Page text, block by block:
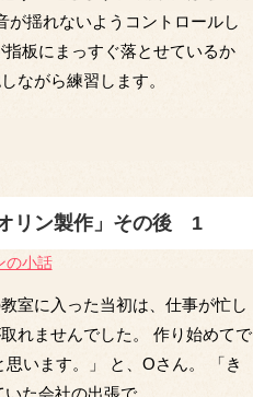
揺れないようコントロールし
板にまっすぐ落とせているか
ながら練習します。
リン製作」その後 1
の小話
室に入った当初は、仕事が忙し
れませんでした。 作り始めてで
います。」 と、Oさん。 「き
た会社の出張で、